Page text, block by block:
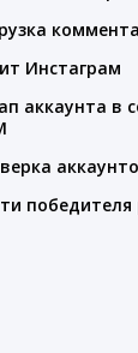
Инстаграм
аккаунта в